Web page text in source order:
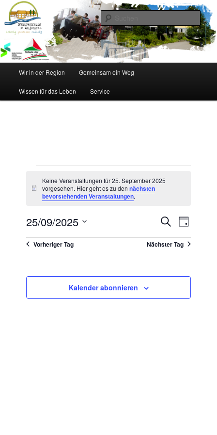
Zum
Inhalt
wechseln
Zum
sekundären
Inhalt
wechselnSekundarschule im Walbachtal
Wir in der Region Gemeinsam ein Weg
Wissen für das Leben Service
25.
September
Hinweis
Keine Veranstaltungen für 25. September 2025
vorgesehen. Hier geht es zu dennächsten
bevorstehenden Veranstaltungen.
Veranstaltungen
Suche
und
Ansichten,
SucheTag
25/09/2025
wählen.
Vorheriger Tag Nächster Tag
Kalender abonnieren